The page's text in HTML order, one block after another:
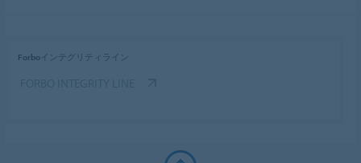
Forboインテグリティライン